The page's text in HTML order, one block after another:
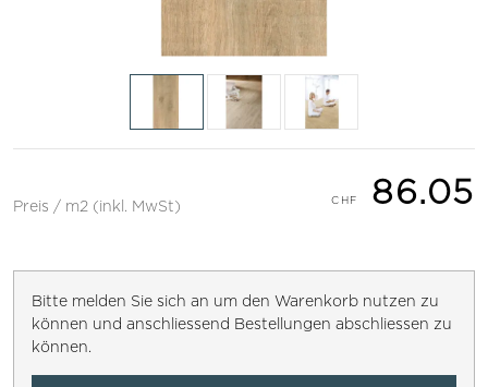
Preis / m2 (inkl. MwSt) 86.05
Bitte melden Sie sich an um den Warenkorb nutzen zu
können und anschliessend Bestellungen abschliessen zu
können.